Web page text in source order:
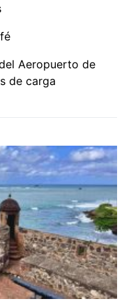
Aeropuerto de
de carga